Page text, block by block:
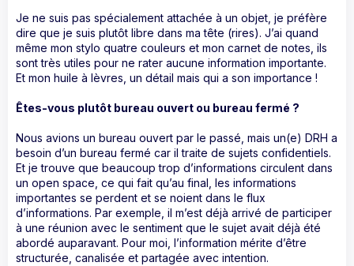
Je ne suis pas spécialement attachée à un objet, je préfère
dire que je suis plutôt libre dans ma tête (rires). J’ai quand
même mon stylo quatre couleurs et mon carnet de notes, ils
sont très utiles pour ne rater aucune information importante.
Et mon huile à lèvres, un détail mais qui a son importance !
Êtes-vous plutôt bureau ouvert ou bureau fermé ?
Nous avions un bureau ouvert par le passé, mais un(e) DRH a
besoin d’un bureau fermé car il traite de sujets confidentiels.
Et je trouve que beaucoup trop d’informations circulent dans
un open space, ce qui fait qu’au final, les informations
importantes se perdent et se noient dans le flux
d’informations. Par exemple, il m’est déjà arrivé de participer
à une réunion avec le sentiment que le sujet avait déjà été
abordé auparavant. Pour moi, l’information mérite d’être
structurée, canalisée et partagée avec intention.